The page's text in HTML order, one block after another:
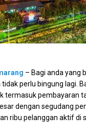
– Bagi anda yang
perlu bingung lagi.
termasuk pembayaran
dengan segudang
ribu pelanggan aktif di